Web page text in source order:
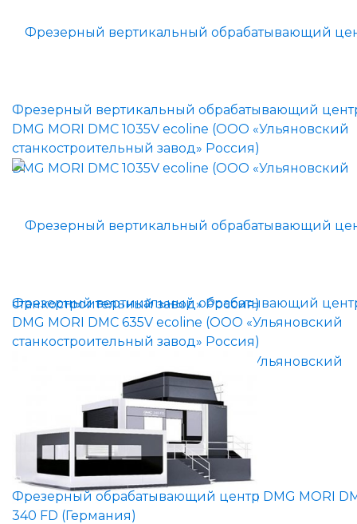
Фрезерный вертикальный обрабатывающий
DMG MORI DMC 1035V ecoline (ООО «Ульяновский
станкостроительный завод» Россия)
Фрезерный вертикальный обрабатывающий
DMG MORI DMC 635V ecoline (ООО «Ульяновский
станкостроительный завод» Россия)
Фрезерный обрабатывающий центр DMG MORI
340 FD (Германия)